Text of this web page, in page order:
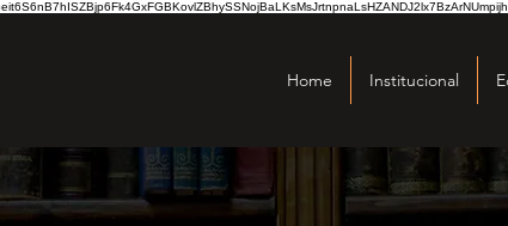
Home Institucional